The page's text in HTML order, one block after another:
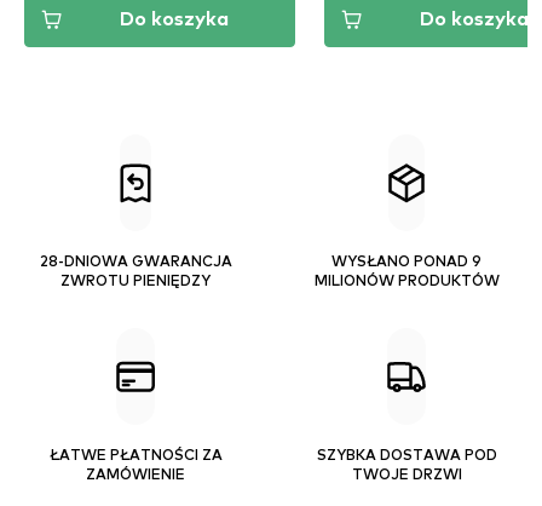
Do koszyka Do koszyka
28-DNIOWA GWARANCJA
ZWROTU PIENIĘDZY
WYSŁANO PONAD 9
MILIONÓW PRODUKTÓW
ŁATWE PŁATNOŚCI ZA
ZAMÓWIENIE
SZYBKA DOSTAWA POD
TWOJE DRZWI